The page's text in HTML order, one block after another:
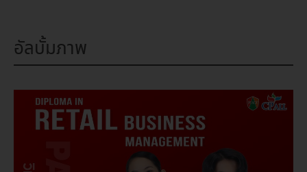
อัลบั้มภาพ